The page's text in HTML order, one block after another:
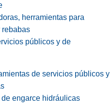
herramientas para
públicos y de
de servicios públicos y
de engarce hidráulicas